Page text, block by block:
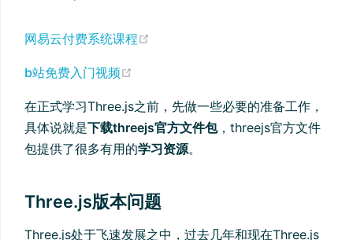
网易云付费系统课程
b站免费入门视频
在正式学习Three.js之前，先做一些必要的准备工作，
具体说就是下载threejs官方文件包，threejs官方文件
包提供了很多有用的学习资源。
Three.js版本问题
Three.js处于飞速发展之中，过去几年和现在Three.js